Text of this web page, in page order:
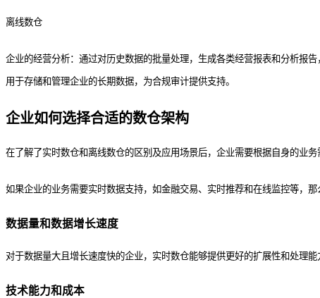
离线数仓
企业的经营分析：通过对历史数据的批量处理，生成各类经营报表和分析报
用于存储和管理企业的长期数据，为合规审计提供支持。
企业如何选择合适的数仓架构
在了解了实时数仓和离线数仓的区别及应用场景后，企业需要根据自身的业
如果企业的业务需要实时数据支持，如金融交易、实时推荐和在线监控等，
数据量和数据增长速度
对于数据量大且增长速度快的企业，实时数仓能够提供更好的扩展性和处理
技术能力和成本